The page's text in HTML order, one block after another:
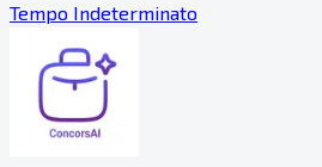
Tempo Indeterminato